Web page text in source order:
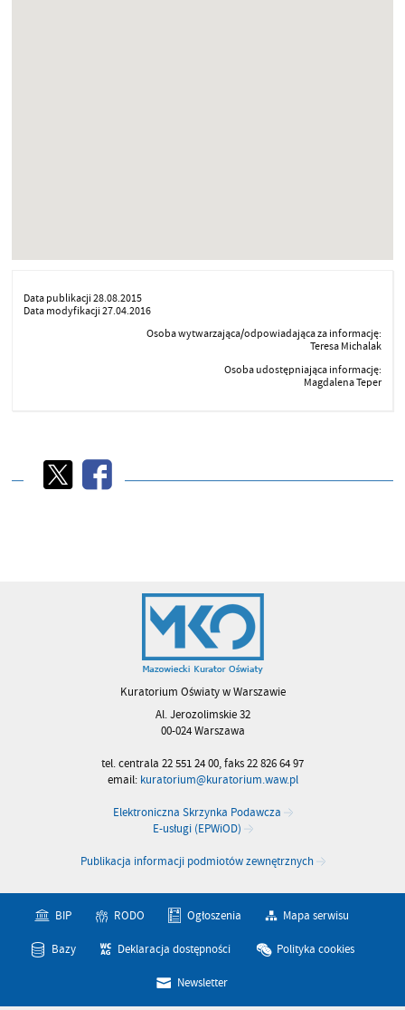
Data publikacji 28.08.2015
Data modyfikacji 27.04.2016
Osoba wytwarzająca/odpowiadająca za informację:
Teresa Michalak
Osoba udostępniająca informację:
Magdalena Teper
Kuratorium Oświaty w Warszawie
Al. Jerozolimskie 32
00-024 Warszawa
tel. centrala 22 551 24 00, faks 22 826 64 97
email: kuratorium@kuratorium.waw.pl
Elektroniczna Skrzynka Podawcza
E-usługi (EPWiOD)
Publikacja informacji podmiotów zewnętrznych
BIP RODO Ogłoszenia Mapa serwisu
Bazy Deklaracja dostępności Polityka cookies
Newsletter